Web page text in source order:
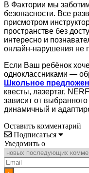
В Фактории мы
безопасности. Все
присмотром
пространстве без
интересно и
онлайн-нарушения не
Если Ваш ребёнок
одноклассниками —
Школьное
квесты, лазертаг,
зависит от
динамичный и
Оставить комментарий
Подписаться
Уведомить о